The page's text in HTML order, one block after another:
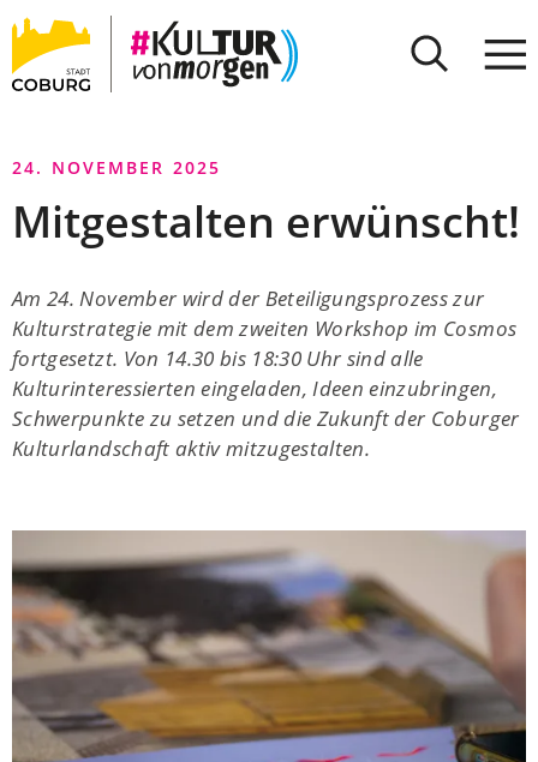
INHALT ANSPRINGEN
Stadt
Coburg
24. NOVEMBER 2025
Mitgestalten erwünscht!
Am 24. November wird der Beteiligungsprozess zur
Kulturstrategie mit dem zweiten Workshop im Cosmos
fortgesetzt. Von 14.30 bis 18:30 Uhr sind alle
Kulturinteressierten eingeladen, Ideen einzubringen,
Schwerpunkte zu setzen und die Zukunft der Coburger
Kulturlandschaft aktiv mitzugestalten.